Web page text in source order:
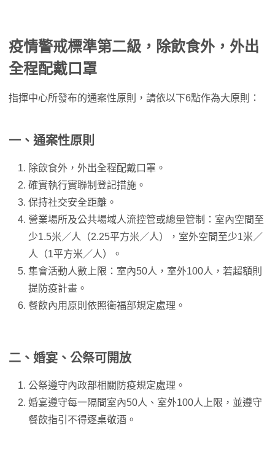
疫情警戒標準第二級，除飲食外，外出
全程配戴口罩
指揮中心所發布的通案性原則，請依以下6點作為大原則：
一、通案性原則
除飲食外，外出全程配戴口罩。
確實執行實聯制登記措施。
保持社交安全距離。
營業場所及公共場域人流控管或總量管制：室內空間至
少1.5米／人（2.25平方米／人），室外空間至少1米／
人（1平方米／人）。
集會活動人數上限：室內50人，室外100人，若超額則
提防疫計畫。
餐飲內用原則依照衛福部規定處理。
二、婚宴、公祭可開放
公祭遵守內政部相關防疫規定處理。
婚宴遵守每一隔間室內50人、室外100人上限，並遵守
餐飲指引不得逐桌敬酒。